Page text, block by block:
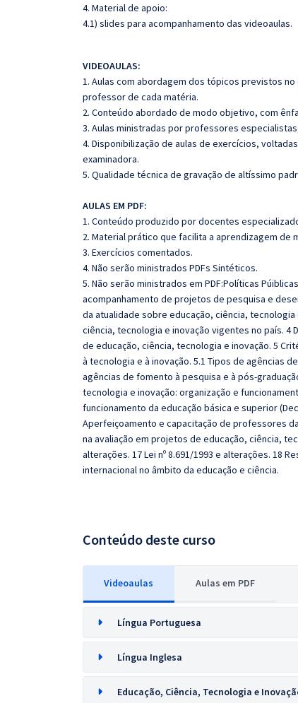
4. Material de apoio:
4.1) slides para acompanhamento das videoaulas.
VIDEOAULAS:
1. Aulas com abordagem dos tópicos previstos
professor de cada matéria.
2. Conteúdo abordado de modo objetivo, com
3. Aulas ministradas por professores
4. Disponibilização de aulas de exercícios,
examinadora.
5. Qualidade técnica de gravação de altíssimo
AULAS EM PDF:
1. Conteúdo produzido por docentes
2. Material prático que facilita a aprendizagem de
3. Exercícios comentados.
4. Não serão ministrados PDFs Sintéticos.
5. Não serão ministrados em PDF:Políticas
acompanhamento de projetos de pesquisa e
da atualidade sobre educação, ciência,
ciência, tecnologia e inovação vigentes no país.
de educação, ciência, tecnologia e inovação. 5
à tecnologia e à inovação. 5.1 Tipos de agências
agências de fomento à pesquisa e à pós-
tecnologia e inovação: organização e
funcionamento da educação básica e superior
Aperfeiçoamento e capacitação de professores
na avaliação em projetos de educação, ciência,
alterações. 17 Lei nº 8.691/1993 e alterações. 18
internacional no âmbito da educação e ciência.
Conteúdo deste curso
Videoaulas Aulas em PDF
Língua Portuguesa
Língua Inglesa
Educação, Ciência, Tecnologia e